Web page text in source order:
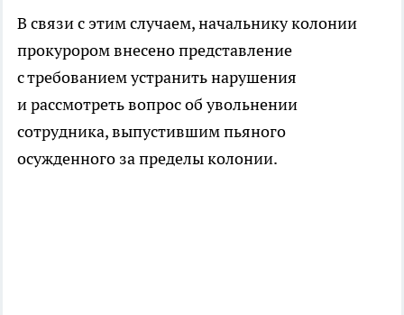
В связи с этим случаем, начальнику колонии
прокурором внесено представление
с требованием устранить нарушения
и рассмотреть вопрос об увольнении
сотрудника, выпустившим пьяного
осужденного за пределы колонии.